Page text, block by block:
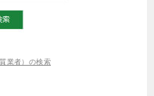
業者）の検索